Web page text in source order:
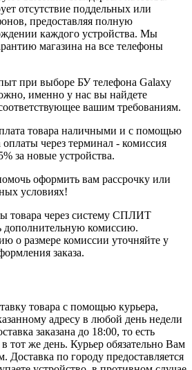
отсутствие поддельных или
предоставляя полную
каждого устройства. Мы
магазина на все телефоны
при выборе БУ телефона Galaxy
именно у нас вы найдете
вашим требованиям.
товара наличными и с помощью
через терминал - комиссия
за новые устройства.
оформить вам рассрочку или
условиях!
товара через систему СПЛИТ
дополнительную комиссию.
о размере комиссии уточняйте у
заказа.
товара с помощью курьера,
адресу в любой день недели
заказана до 18:00, то есть
тот же день. Курьер обязательно Вам
Доставка по городу предоставляется